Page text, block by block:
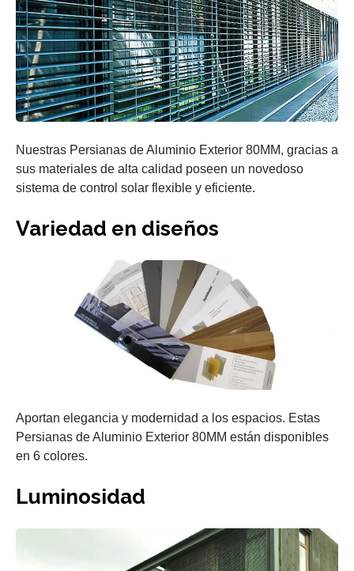
Nuestras Persianas de Aluminio Exterior 80MM, gracias a
sus materiales de alta calidad poseen un novedoso
sistema de control solar flexible y eficiente.
Variedad en diseños
Aportan elegancia y modernidad a los espacios. Estas
Persianas de Aluminio Exterior 80MM están disponibles
en 6 colores.
Luminosidad